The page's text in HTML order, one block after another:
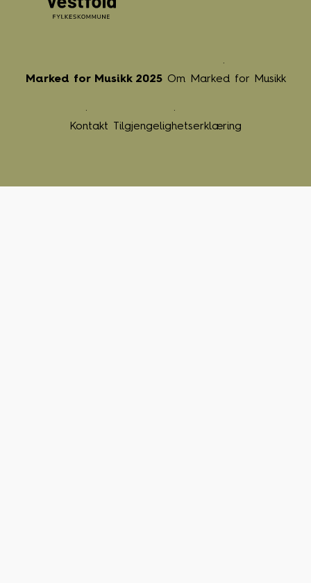
Marked for Musikk 2025 Om Marked for Musikk
Kontakt Tilgjengelighetserklæring